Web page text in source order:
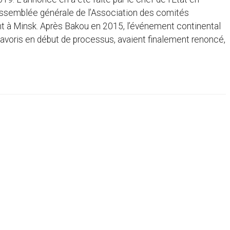
générale de l’Association des comités
Minsk. Après Bakou en 2015, l’événement continental
en début de processus, avaient finalement renoncé,